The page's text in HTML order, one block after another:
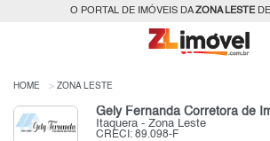
O PORTAL DE IMÓVEIS DAZONA LESTEDE
HOME ZONA LESTE
Gely Fernanda Corretora de
Itaquera - Zona Leste
CRECI: 89.098-F